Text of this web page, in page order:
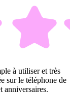
à utiliser et très
sur le téléphone de
anniversaires.